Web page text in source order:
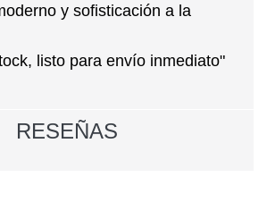
y sofisticación a la
listo para envío inmediato"
RESEÑAS